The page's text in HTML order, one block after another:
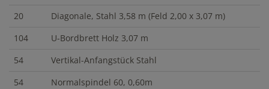
20
Diagonale, Stahl 3,58 m (Feld 2,00 x 3,07 m)
104
U-Bordbrett Holz 3,07 m
54
Vertikal-Anfangstück Stahl
54
Normalspindel 60, 0,60m